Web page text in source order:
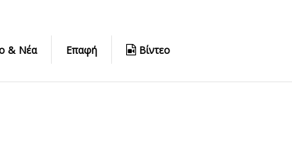
& Νέα Επαφή Βίντεο